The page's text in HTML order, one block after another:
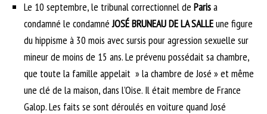
Le 10 septembre, le tribunal correctionnel de Parisa
condamné le condamnéJOSÉ BRUNEAU DE LA SALLEune figure
du hippisme à 30 mois avec sursis pour agression sexuelle sur
mineur de moins de 15 ans. Le prévenu possédait sa chambre,
que toute la famille appelait » la chambre de José » et même
une clé de la maison, dans l’Oise. Il était membre de France
Galop. Les faits se sont déroulés en voiture quand José